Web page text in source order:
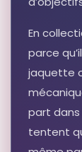
En
parce
jaquette
part dans
tentent